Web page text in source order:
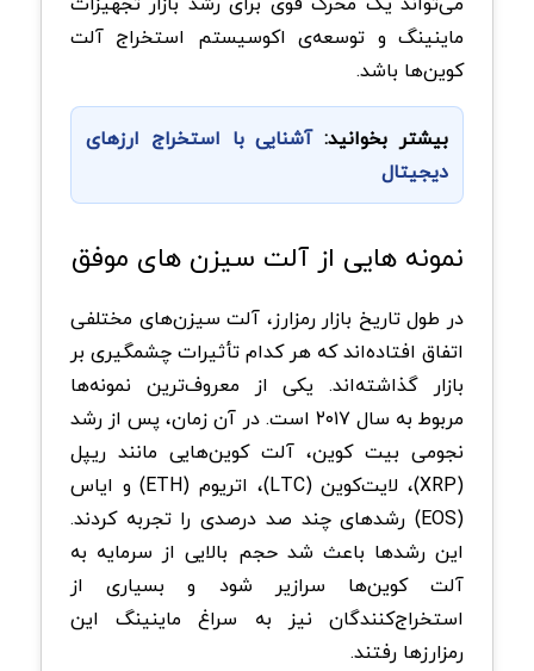
ماینینگ و توسعه‌ی اکوسیستم استخراج آلت‌
کوین‌ها باشد.
بیشتر بخوانید:آشنایی با استخراج ارزهای
دیجیتال
نمونه هایی از آلت سیزن های موفق
در طول تاریخ بازار رمزارز، آلت سیزن‌های مختلفی
اتفاق افتاده‌اند که هر کدام تأثیرات چشمگیری بر
بازار گذاشته‌اند. یکی از معروف‌ترین نمونه‌ها
مربوط به سال ۲۰۱۷ است. در آن زمان، پس از رشد
نجومی بیت‌ کوین، آلت‌ کوین‌هایی مانند ریپل
(XRP)، لایت‌کوین (LTC)، اتریوم (ETH) و ایاس
(EOS) رشدهای چند صد درصدی را تجربه کردند.
این رشدها باعث شد حجم بالایی از سرمایه به
آلت‌ کوین‌ها سرازیر شود و بسیاری از
استخراج‌کنندگان نیز به سراغ ماینینگ این
رمزارزها رفتند.